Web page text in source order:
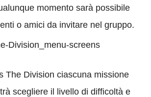
momento sarà possibile
o amici da invitare nel gruppo.
The Division ciascuna missione
scegliere il livello di difficoltà e